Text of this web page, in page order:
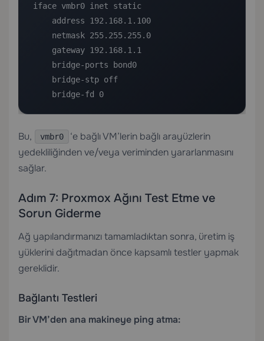
iface vmbr0 inet static
    bridge-fd 0
Bu, vmbr0
‘e bağlı VM’lerin bağlı arayüzlerin
yedekliliğinden ve/veya veriminden yararlanmasını
sağlar.
Adım 7: Proxmox Ağını Test Etme ve
Sorun Giderme
Ağ yapılandırmanızı tamamladıktan sonra, üretim iş
yüklerini dağıtmadan önce kapsamlı testler yapmak
gereklidir.
Bağlantı Testleri
Bir VM’den ana makineye ping atma: